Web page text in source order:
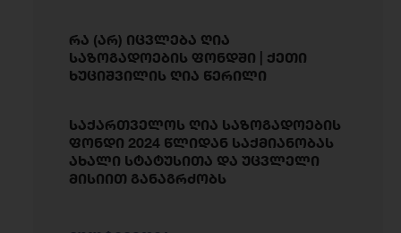
რა (არ) იცვლება ღია
საზოგადოების ფონდში | ქეთი
ხუციშვილის ღია წერილი
საქართველოს ღია საზოგადოების
ფონდი 2024 წლიდან საქმიანობას
ახალი სტატუსითა და უცვლელი
მისიით განაგრძობს